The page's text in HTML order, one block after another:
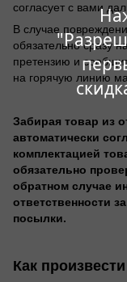
согласует с вами
В случае
обязательно сразу
претензию и
на горячую линию
Забирая товар из
автоматически
комплектацией
обязательно
обратном случае
ответственности
посылки.
Как